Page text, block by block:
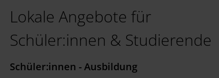
Lokale Angebote für
Schüler:innen & Studierende
Schüler:innen - Ausbildung